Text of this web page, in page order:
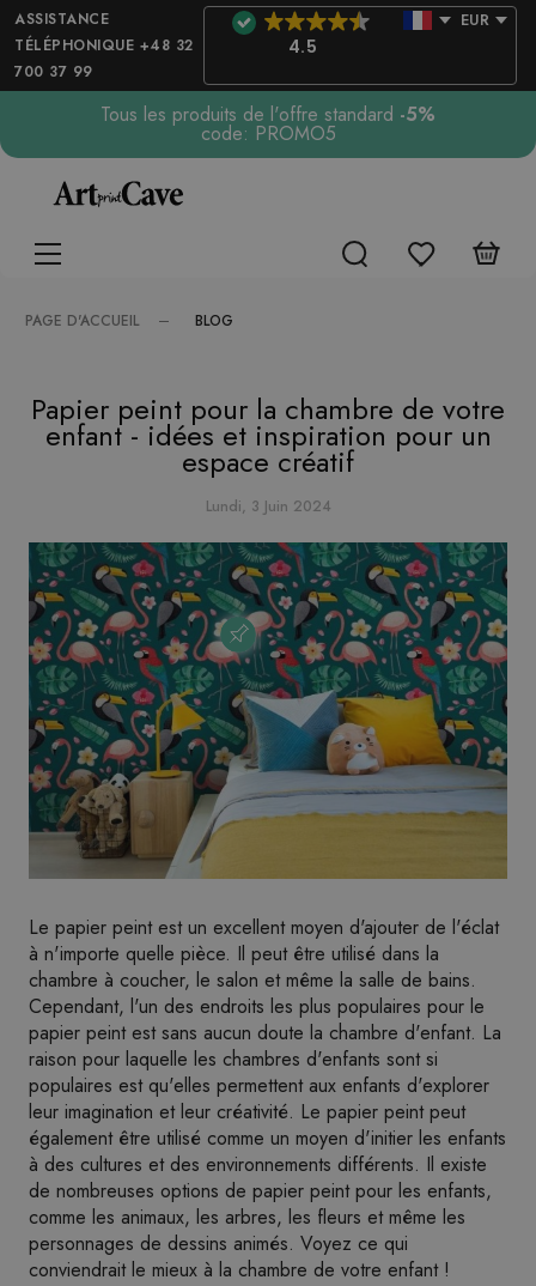
ASSISTANCE
TÉLÉPHONIQUE +48 32
700 37 99
4.5
EUR
Tous les produits de l'offre standard -5%
code: PROMO5
PAGE D'ACCUEIL BLOG
Papier peint pour la chambre de votre
enfant - idées et inspiration pour un
espace créatif
Lundi, 3 Juin 2024
Le papier peint est un excellent moyen d'ajouter de l'éclat
à n'importe quelle pièce. Il peut être utilisé dans la
chambre à coucher, le salon et même la salle de bains.
Cependant, l'un des endroits les plus populaires pour le
papier peint est sans aucun doute la chambre d'enfant. La
raison pour laquelle les chambres d'enfants sont si
populaires est qu'elles permettent aux enfants d'explorer
leur imagination et leur créativité. Le papier peint peut
également être utilisé comme un moyen d'initier les enfants
à des cultures et des environnements différents. Il existe
de nombreuses options de papier peint pour les enfants,
comme les animaux, les arbres, les fleurs et même les
personnages de dessins animés. Voyez ce qui
conviendrait le mieux à la chambre de votre enfant !